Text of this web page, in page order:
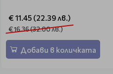
€ 11.45 (22.39 лв.)
€ 16.36 (32.00 лв.)
Добави в количката